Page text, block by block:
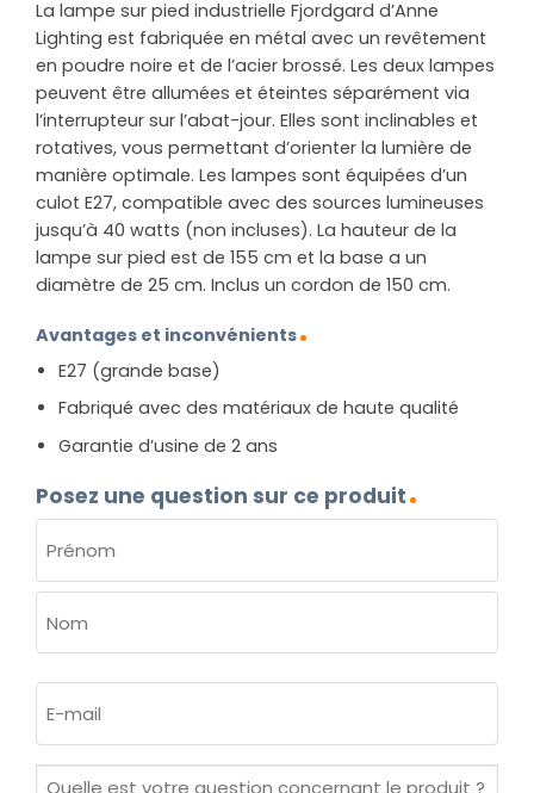
La lampe sur pied industrielle Fjordgard d’Anne
Lighting est fabriquée en métal avec un revêtement
en poudre noire et de l’acier brossé. Les deux lampes
peuvent être allumées et éteintes séparément via
l’interrupteur sur l’abat-jour. Elles sont inclinables et
rotatives, vous permettant d’orienter la lumière de
manière optimale. Les lampes sont équipées d’un
culot E27, compatible avec des sources lumineuses
jusqu’à 40 watts (non incluses). La hauteur de la
lampe sur pied est de 155 cm et la base a un
diamètre de 25 cm. Inclus un cordon de 150 cm.
Avantages et inconvénients
E27 (grande base)
Fabriqué avec des matériaux de haute qualité
Garantie d’usine de 2 ans
Posez une question sur ce produit
(NÉCESSAIRE)
Prénom
mail
Quelle